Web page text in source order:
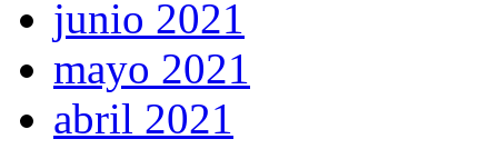
junio 2021
mayo 2021
abril 2021